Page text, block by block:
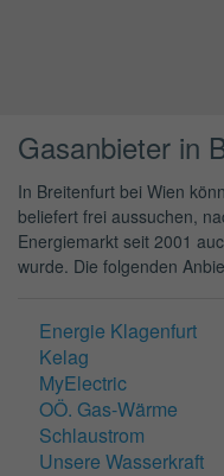
Gasanbieter in
In Breitenfurt bei Wien
beliefert frei aussuchen,
Energiemarkt seit 2001
wurde. Die folgenden
Energie Klagenfurt
Kelag
MyElectric
OÖ. Gas-Wärme
Schlaustrom
Unsere Wasserkraft